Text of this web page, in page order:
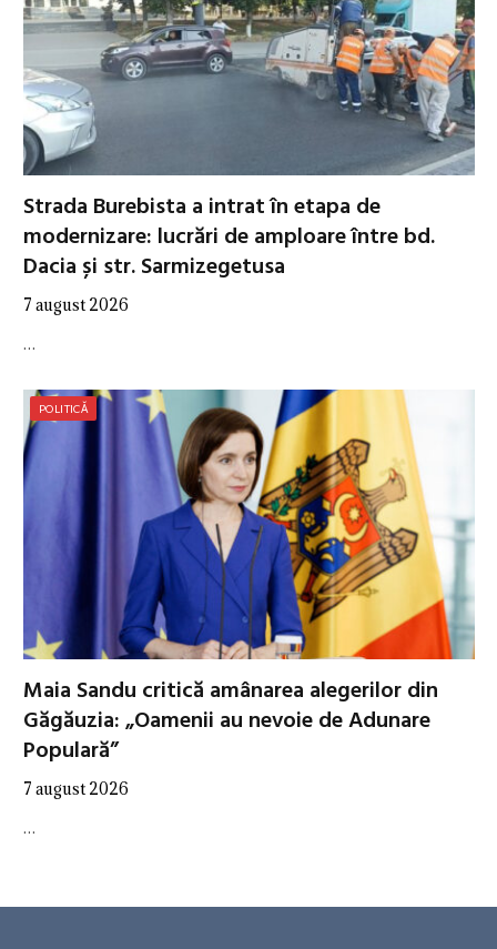
Strada Burebista a intrat în etapa de
modernizare: lucrări de amploare între bd.
Dacia și str. Sarmizegetusa
7 august 2026
…
POLITICĂ
Maia Sandu critică amânarea alegerilor din
Găgăuzia: „Oamenii au nevoie de Adunare
Populară”
7 august 2026
…